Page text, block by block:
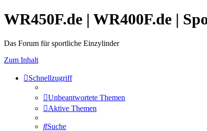
WR450F.de | WR400F.de |
Das Forum für sportliche Einzylinder
Zum Inhalt
Schnellzugriff
Unbeantwortete Themen
Aktive Themen
Suche